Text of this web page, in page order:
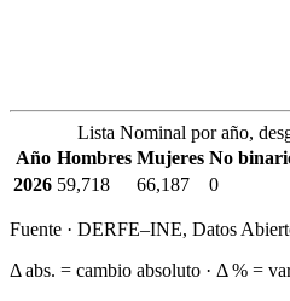
Lista Nominal por año,
Año Hombres Mujeres No
2026 59,718 66,187 0
Fuente · DERFE–INE, Datos
Δ abs. = cambio absoluto · Δ % =